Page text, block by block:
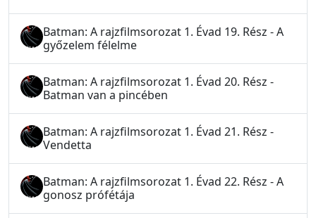
Batman: A rajzfilmsorozat 1. Évad 19. Rész - A
győzelem félelme
Batman: A rajzfilmsorozat 1. Évad 20. Rész -
Batman van a pincében
Batman: A rajzfilmsorozat 1. Évad 21. Rész -
Vendetta
Batman: A rajzfilmsorozat 1. Évad 22. Rész - A
gonosz prófétája